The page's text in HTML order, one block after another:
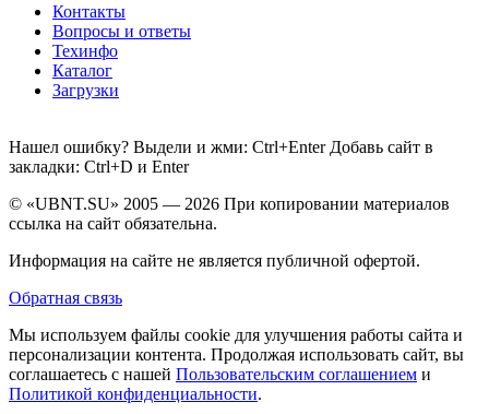
Контакты
Вопросы и ответы
Техинфо
Каталог
Загрузки
Нашел ошибку? Выдели и жми: Ctrl+Enter Добавь сайт в
закладки: Ctrl+D и Enter
© «UBNT.SU» 2005 — 2026 При копировании материалов
ссылка на сайт обязательна.
Информация на сайте не является публичной офертой.
Обратная связь
Мы используем файлы cookie для улучшения работы сайта и
персонализации контента. Продолжая использовать сайт, вы
соглашаетесь с нашей Пользовательским соглашением и
Политикой конфиденциальности.